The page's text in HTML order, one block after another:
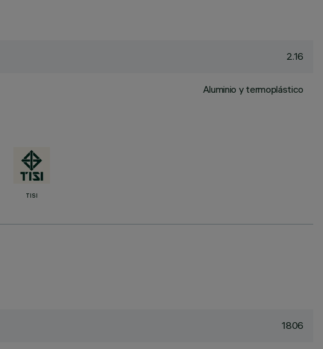
2.16
Aluminio y termoplástico
TISI
1806